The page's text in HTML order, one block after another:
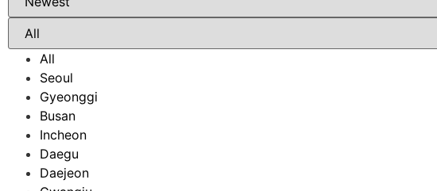
All
Seoul
Gyeonggi
Busan
Incheon
Daegu
Daejeon